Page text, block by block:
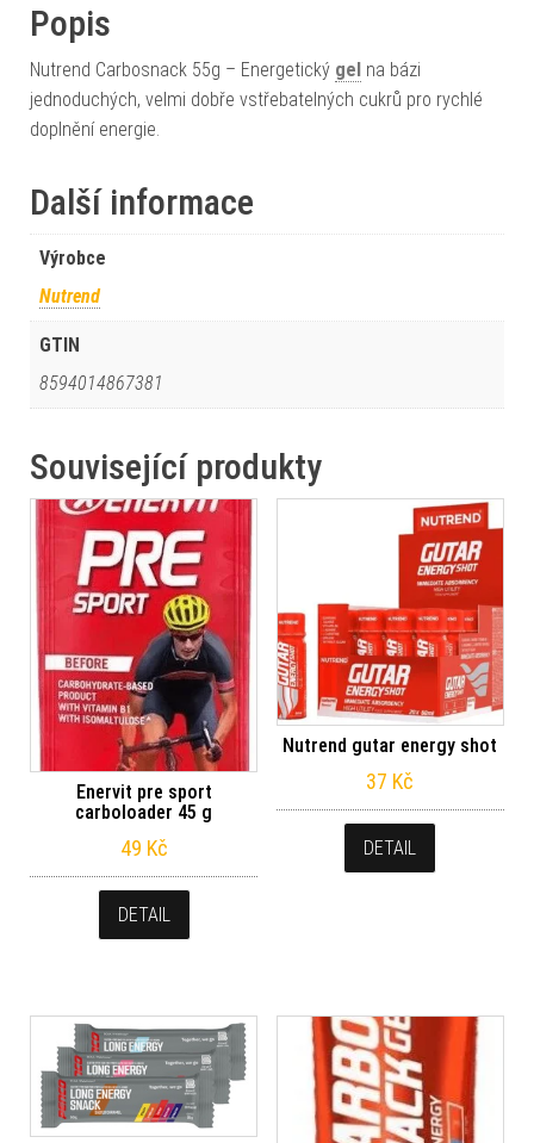
Popis
Nutrend Carbosnack 55g – Energetický gel na bázi
jednoduchých, velmi dobře vstřebatelných cukrů pro rychlé
doplnění energie.
Další informace
Výrobce
Nutrend
GTIN
8594014867381
Související produkty
Enervit pre sport
carboloader 45 g
49 Kč
DETAIL
Nutrend gutar energy shot
37 Kč
DETAIL